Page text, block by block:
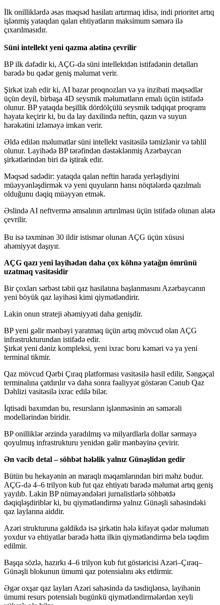
İlk onilliklərdə əsas məqsəd hasilatı artırmaq idisə, indi prioritet artıq
işlənmiş yataqdan qalan ehtiyatların maksimum səmərə ilə
çıxarılmasıdır.
Süni intellekt yeni qazma alətinə çevrilir
BP ilk dəfədir ki, AÇG-də süni intellektdən istifadənin detalları
barədə bu qədər geniş məlumat verir.
Şirkət izah edir ki, AI bazar proqnozları və ya inzibati məqsədlər
üçün deyil, birbaşa 4D seysmik məlumatların emalı üçün istifadə
olunur. BP yataqda beşillik dördölçülü seysmik tədqiqat proqramı
həyata keçirir ki, bu da lay daxilində neftin, qazın və suyun
hərəkətini izləməyə imkan verir.
Əldə edilən məlumatlar süni intellekt vasitəsilə təmizlənir və təhlil
olunur. Layihədə BP tərəfindən dəstəklənmiş Azərbaycan
şirkətlərindən biri də iştirak edir.
Məqsəd sadədir: yataqda qalan neftin harada yerləşdiyini
müəyyənləşdirmək və yeni quyuların hansı nöqtələrdə qazılmalı
olduğunu dəqiq müəyyən etmək.
Əslində AI neftvermə əmsalının artırılması üçün istifadə olunan alətə
çevrilir.
Bu isə təxminən 30 ildir istismar olunan AÇG üçün xüsusi
əhəmiyyət daşıyır.
AÇG qazı yeni layihədən daha çox köhnə yatağın ömrünü
uzatmaq vasitəsidir
Bir çoxları sərbəst təbii qaz hasilatına başlanmasını Azərbaycanın
yeni böyük qaz layihəsi kimi qiymətləndirir.
Lakin onun strateji əhəmiyyəti daha genişdir.
BP yeni gəlir mənbəyi yaratmaq üçün artıq mövcud olan AÇG
infrastrukturundan istifadə edir.
Şirkət yeni dəniz kompleksi, yeni ixrac boru kəməri və ya yeni
terminal tikmir.
Qaz mövcud Qərbi Çıraq platforması vasitəsilə hasil edilir, Səngəçal
terminalına çatdırılır və daha sonra fəaliyyət göstərən Cənub Qaz
Dəhlizi vasitəsilə ixrac edilə bilər.
İqtisadi baxımdan bu, resursların işlənməsinin ən səmərəli
modellərindən biridir.
BP onilliklər ərzində yaradılmış və milyardlarla dollar sərmayə
qoyulmuş infrastrukturu yenidən gəlir mənbəyinə çevirir.
Ən vacib detal – söhbət hələlik yalnız Günəşlidən gedir
Bütün bu hekayənin ən maraqlı məqamlarından biri məhz budur.
AÇG-də 4–6 trilyon kub fut qaz ehtiyatı barədə məlumat artıq geniş
yayılıb. Lakin BP nümayəndələri jurnalistlərlə söhbətdə
dəqiqləşdiriblər ki, bu qiymətləndirmə yalnız Günəşli sahəsindəki
qaz laylarına aiddir.
Azəri strukturuna gəldikdə isə şirkətin hələ kifayət qədər məlumatı
yoxdur və ehtiyatlar barədə hətta ilkin qiymətləndirmə belə təqdim
edilmir.
Başqa sözlə, hazırkı 4–6 trilyon kub fut göstəricisi Azəri–Çıraq–
Günəşli blokunun ümumi qaz potensialını əks etdirmir.
Əgər oxşar qaz layları Azəri sahəsində də təsdiqlənsə, layihənin
ümumi resurs potensialı bugünkü qiymətləndirmələrdən xeyli